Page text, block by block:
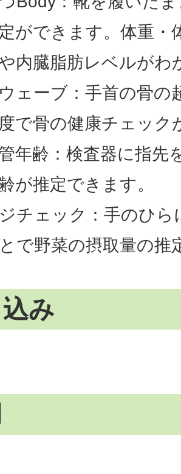
ができます。体重・
内臓脂肪レベルがわ
ェーブ：手首の骨の
で骨の健康チェック
年齢：検査器に指先
が推定できます。
チェック：手のひら
で野菜の摂取量の推
み